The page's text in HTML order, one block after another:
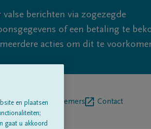
berichten via zogezegde
of een betaling te
acties om dit te
Begrafenisondernemers Contact
en plaatsen
gaat u akkoord